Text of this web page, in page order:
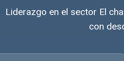
Liderazgo en el sector El
con